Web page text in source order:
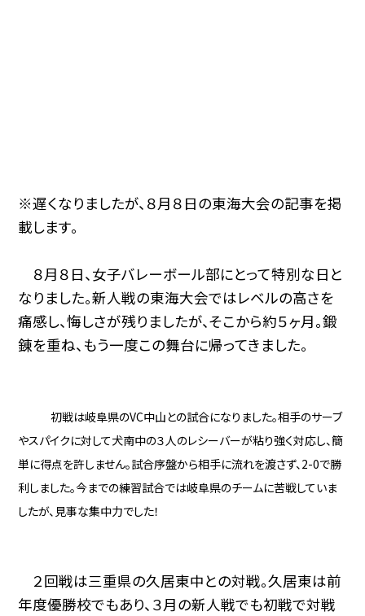
※遅くなりましたが、８月８日の東海大会の記事を掲
載します。
８月８日、女子バレーボール部にとって特別な日と
なりました。新人戦の東海大会ではレベルの高さを
痛感し、悔しさが残りましたが、そこから約５ヶ月。鍛
錬を重ね、もう一度この舞台に帰ってきました。
初戦は岐阜県のVC中山との試合になりました。相手のサーブ
やスパイクに対して犬南中の３人のレシーバーが粘り強く対応し、簡
単に得点を許しません。試合序盤から相手に流れを渡さず、 2-0で勝
利しました。今までの練習試合では岐阜県のチームに苦戦していま
したが、見事な集中力でした！
２回戦は三重県の久居東中との対戦。久居東は前
年度優勝校でもあり、３月の新人戦でも初戦で対戦